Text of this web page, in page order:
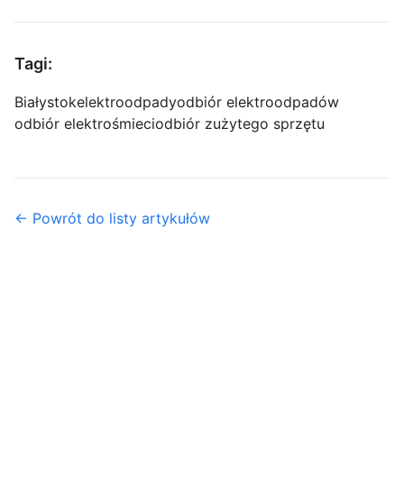
Tagi:
Białystokelektroodpadyodbiór elektroodpadów
odbiór elektrośmieciodbiór zużytego sprzętu
← Powrót do listy artykułów